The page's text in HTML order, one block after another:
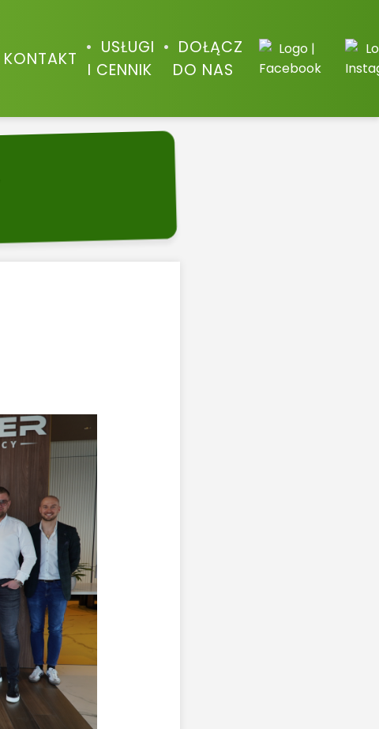
KONTAKT
USŁUGI
I CENNIK
DOŁĄCZ
DO NAS